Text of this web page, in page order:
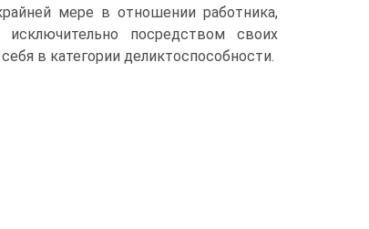
мере в отношении работника,
посредством своих
в категории деликтоспособности.